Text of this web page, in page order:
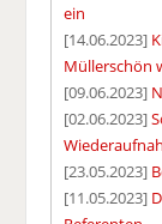
ein
[14.06.2023]
Müllerschön
[09.06.2023]
[02.06.2023]
[23.05.2023]
[11.05.2023]